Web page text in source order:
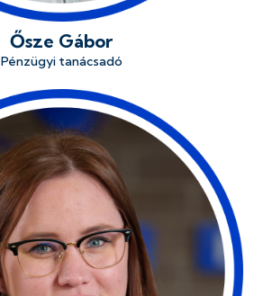
Ősze Gábor
Pénzügyi tanácsadó